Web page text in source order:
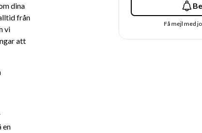
dina
från
vi
att
en
Få mejl med